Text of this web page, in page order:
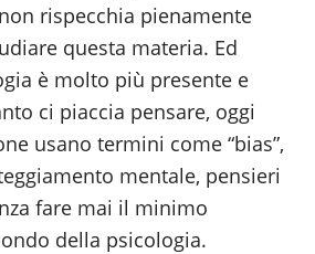
rispecchia pienamente
questa materia. Ed
è molto più presente e
ci piaccia pensare, oggi
usano termini come “bias”,
mentale, pensieri
fare mai il minimo
della psicologia.